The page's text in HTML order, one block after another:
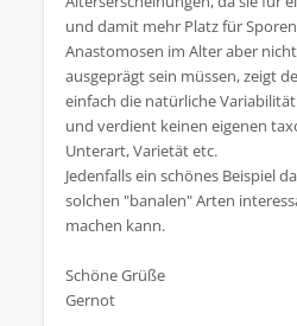
und damit mehr Platz für
Anastomosen im Alter aber
ausgeprägt sein müssen, zeigt
einfach die natürliche
und verdient keinen eigenen
Unterart, Varietät etc.
Jedenfalls ein schönes Beispiel
solchen "banalen" Arten
machen kann.
Schöne Grüße
Gernot